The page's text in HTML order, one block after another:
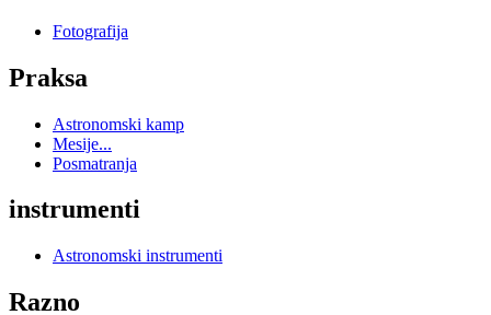
Fotografija
Praksa
Astronomski kamp
Mesije...
Posmatranja
instrumenti
Astronomski instrumenti
Razno